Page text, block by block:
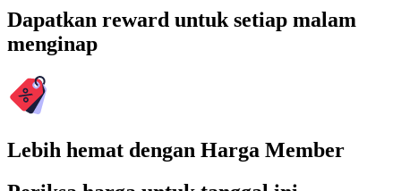
Dapatkan reward untuk setiap malam
menginap
Lebih hemat dengan Harga Member